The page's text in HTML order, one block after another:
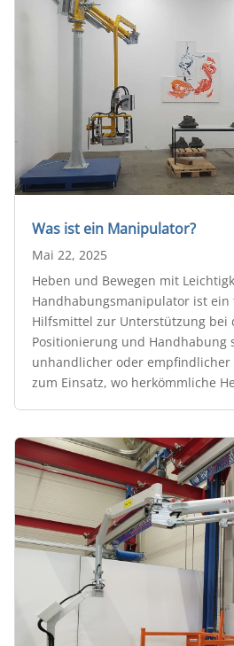
Was ist ein Manipulator?
Mai 22, 2025
Heben und Bewegen mit
Handhabungsmanipulator ist ein
Hilfsmittel zur Unterstützung bei
Positionierung und Handhabung
unhandlicher oder empfindlicher
zum Einsatz, wo herkömmliche